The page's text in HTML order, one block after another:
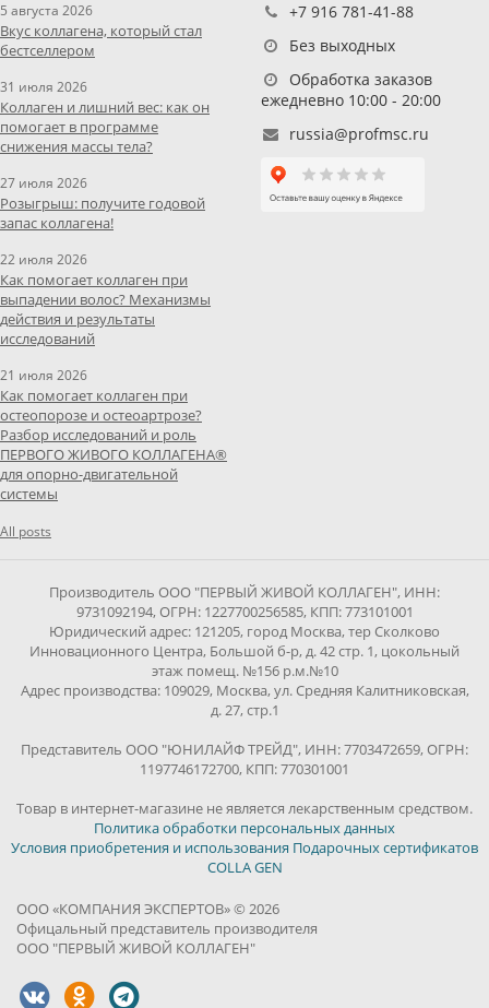
5 августа 2026
Вкус коллагена, который стал
бестселлером
31 июля 2026
Коллаген и лишний вес: как он
помогает в программе
снижения массы тела?
27 июля 2026
Розыгрыш: получите годовой
запас коллагена!
22 июля 2026
Как помогает коллаген при
выпадении волос? Механизмы
действия и результаты
исследований
21 июля 2026
Как помогает коллаген при
остеопорозе и остеоартрозе?
Разбор исследований и роль
ПЕРВОГО ЖИВОГО КОЛЛАГЕНА®
для опорно-двигательной
системы
All posts
+7 916 781-41-88
Без выходных
Обработка заказов
ежедневно 10:00 - 20:00
russia@profmsc.ru
Производитель ООО "ПЕРВЫЙ ЖИВОЙ КОЛЛАГЕН", ИНН:
9731092194, ОГРН: 1227700256585, КПП: 773101001
Юридический адрес: 121205, город Москва, тер Сколково
Инновационного Центра, Большой б-р, д. 42 стр. 1, цокольный
этаж помещ. №156 р.м.№10
Адрес производства: 109029, Москва, ул. Средняя Калитниковская,
д. 27, стр.1
Представитель ООО "ЮНИЛАЙФ ТРЕЙД", ИНН: 7703472659, ОГРН:
1197746172700, КПП: 770301001
Товар в интернет-магазине не является лекарственным средством.
Политика обработки персональных данных
Условия приобретения и использования Подарочных сертификатов
COLLA GEN
ООО «КОМПАНИЯ ЭКСПЕРТОВ» © 2026
Офицальный представитель производителя
ООО "ПЕРВЫЙ ЖИВОЙ КОЛЛАГЕН"